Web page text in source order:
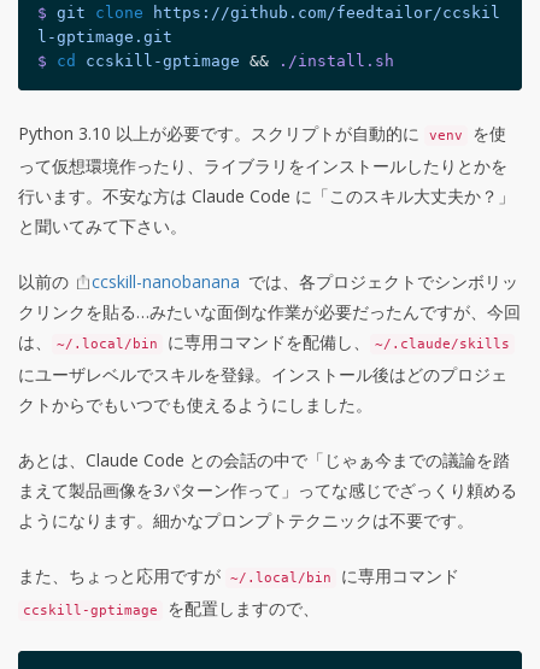
$ git clone https://github.com/feedtailor/ccskil
l-gptimage.git
$
cd ccskill-gptimage && ./install.sh
Python 3.10 以上が必要です。スクリプトが自動的に venv
を使
って仮想環境作ったり、ライブラリをインストールしたりとかを
行います。不安な方は Claude Code に「このスキル大丈夫か？」
と聞いてみて下さい。
以前の ccskill-nanobanana では、各プロジェクトでシンボリッ
クリンクを貼る…みたいな面倒な作業が必要だったんですが、今回
は、
~/.local/bin に専用コマンドを配備し、 ~/.claude/skills
にユーザレベルでスキルを登録。インストール後はどのプロジェ
クトからでもいつでも使えるようにしました。
あとは、Claude Code との会話の中で「じゃぁ今までの議論を踏
まえて製品画像を3パターン作って」ってな感じでざっくり頼める
ようになります。細かなプロンプトテクニックは不要です。
また、ちょっと応用ですが ~/.local/bin に専用コマンド
ccskill-gptimage を配置しますので、